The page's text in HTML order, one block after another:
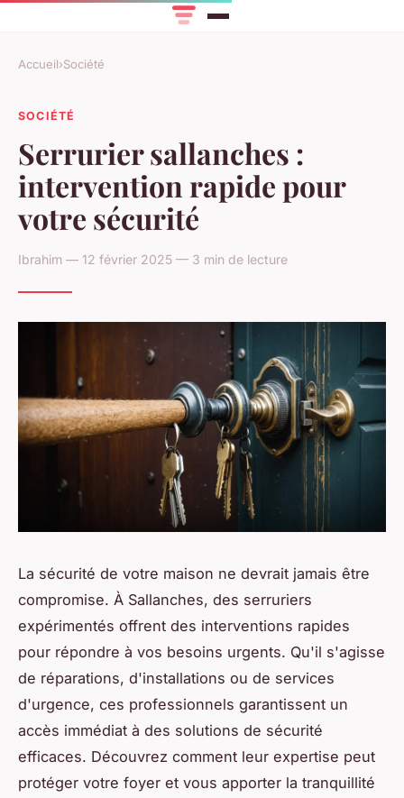
Accueil›Société
SOCIÉTÉ
Serrurier sallanches :
intervention rapide pour
votre sécurité
Ibrahim — 12 février 2025 — 3 min de lecture
La sécurité de votre maison ne devrait jamais être
compromise. À Sallanches, des serruriers
expérimentés offrent des interventions rapides
pour répondre à vos besoins urgents. Qu'il s'agisse
de réparations, d'installations ou de services
d'urgence, ces professionnels garantissent un
accès immédiat à des solutions de sécurité
efficaces. Découvrez comment leur expertise peut
protéger votre foyer et vous apporter la tranquillité